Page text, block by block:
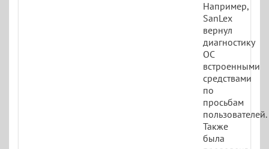
Например,
SanLex
вернул
диагностику
ОС
встроенными
средствами
по
просьбам
пользователей.
Также
была